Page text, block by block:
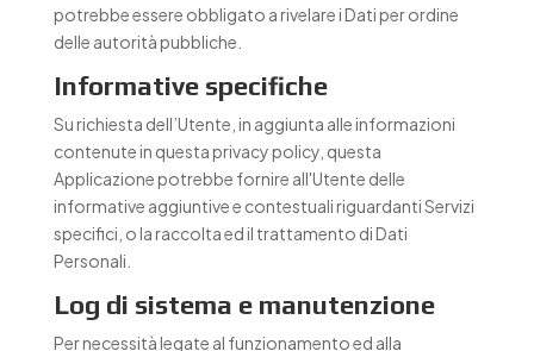
potrebbe essere obbligato a rivelare i Dati per ordine
delle autorità pubbliche.
Informative specifiche
Su richiesta dell’Utente, in aggiunta alle informazioni
contenute in questa privacy policy, questa
Applicazione potrebbe fornire all'Utente delle
informative aggiuntive e contestuali riguardanti Servizi
specifici, o la raccolta ed il trattamento di Dati
Personali.
Log di sistema e manutenzione
Per necessità legate al funzionamento ed alla